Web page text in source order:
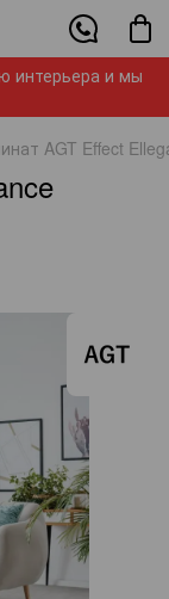
интерьера и мы
AGT Effect